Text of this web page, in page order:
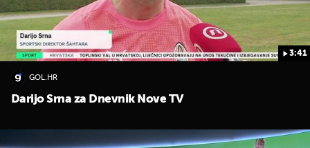
3:41
GOL.HR
Darijo Srna za Dnevnik Nove TV